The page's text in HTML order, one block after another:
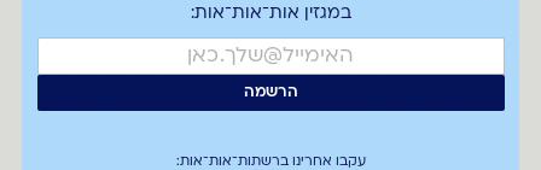
במגזין אות־אות־אות:
עקבו אחרינו ברשתות־אות־אות: